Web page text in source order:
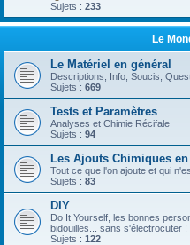
Sujets : 233
Le
Le Matériel en général
Descriptions, Info, Soucis,
Sujets : 669
Tests et Paramètres
Analyses et Chimie Récifale
Sujets : 94
Les Ajouts Chimiques en
Tout ce que l'on ajoute et qui
Sujets : 83
DIY
Do It Yourself, les bonnes
bidouilles... sans s'électrocuter !
Sujets : 122